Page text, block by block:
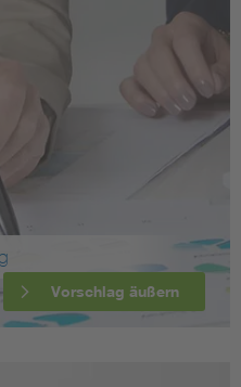
Vorschlag äußern